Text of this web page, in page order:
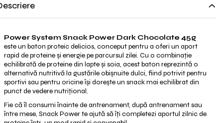
Power System Snack Power Dark Chocolate 45g
este un baton proteic delicios, conceput pentru a oferi un aport
rapid de proteine și energie pe parcursul zilei. Cu o combinație
echilibrată de proteine din lapte și soia, acest baton reprezintă o
alternativă nutritivă la gustările obișnuite dulci, fiind potrivit pentru
sportivi sau pentru oricine își dorește un snack mai echilibrat din
punct de vedere nutrițional.
Fie că îl consumi înainte de antrenament, după antrenament sau
între mese, Snack Power te ajută să îți completezi aportul zilnic de